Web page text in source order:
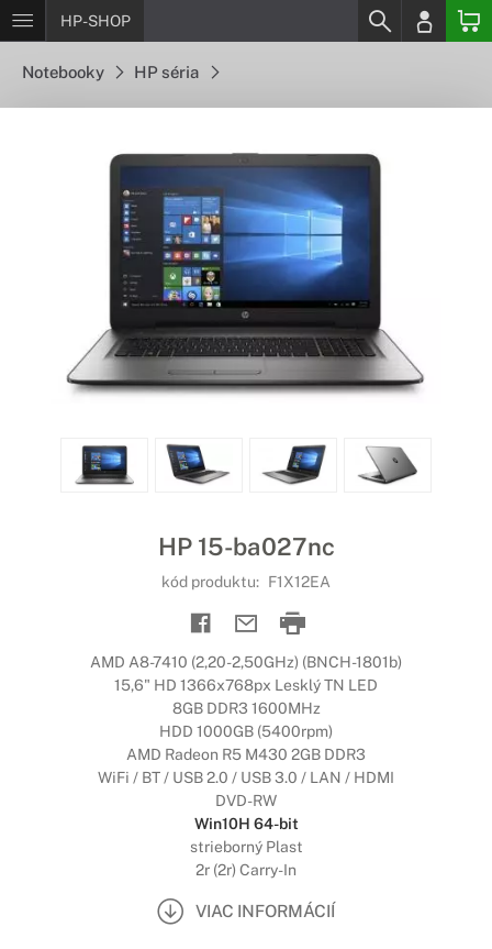
HP-SHOP
Notebooky HP séria
HP 15-ba027nc
kód produktu: F1X12EA
AMD A8-7410 (2,20-2,50GHz) (BNCH-1801b)
15,6" HD 1366x768px Lesklý TN LED
8GB DDR3 1600MHz
HDD 1000GB (5400rpm)
AMD Radeon R5 M430 2GB DDR3
WiFi / BT / USB 2.0 / USB 3.0 / LAN / HDMI
DVD-RW
Win10H 64-bit
strieborný Plast
2r (2r) Carry-In
VIAC INFORMÁCIÍ